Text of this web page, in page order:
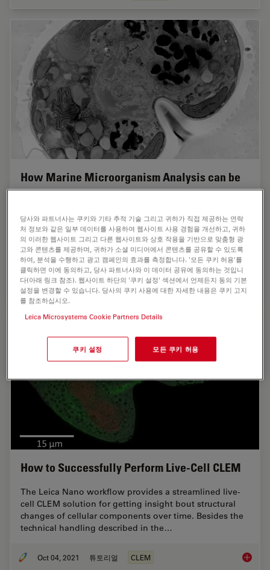
How Marine Microorganism Analysis can be
Improved with High-pressure Freezing
In this application example we showcase the use of
EM-Sample preparation with high pressure freezing,
freeze substiturion and ultramicrotomy for marine
biology focusing on ultrastructural analysis of…
Aug 07, 2023 튜토리얼 CLEM How
How to Successfully Perform Live-Cell CLEM
The Leica Nano workflow provides a streamlined live-
cell CLEM solution for getting insight bout structural
changes of cellular components over time. Besides the
technical handling described in the…
Oct 04, 2021 튜토리얼 CLEM How to
당사와 파트너사는 쿠키와 기타 추적 기술 그리고 귀하가 직접 제공하는 연락
처 정보와 같은 일부 데이터를 사용하여 웹사이트 사용 경험을 개선하고, 귀하
의 이러한 웹사이트 그리고 다른 웹사이트와 상호 작용을 기반으로 맞춤형 광
고와 콘텐츠를 제공하며, 귀하가 소셜 미디어에서 콘텐츠를 공유할 수 있도록
하여, 분석을 수행하고 광고 캠페인의 효과를 측정합니다. '모든 쿠키 허용'를
클릭하면 이에 동의하고, 당사 파트너사와 이 데이터 공유에 동의하는 것입니
다(아래 링크 참조). 웹사이트 하단의 '쿠키 설정' 섹션에서 언제든지 동의 기본
설정을 변경할 수 있습니다. 당사의 쿠키 사용에 대한 자세한 내용은 쿠키 고지
를 참조하십시오.
Leica Microsystems Cookie Partners Details
쿠키 설정 모든 쿠키 허용